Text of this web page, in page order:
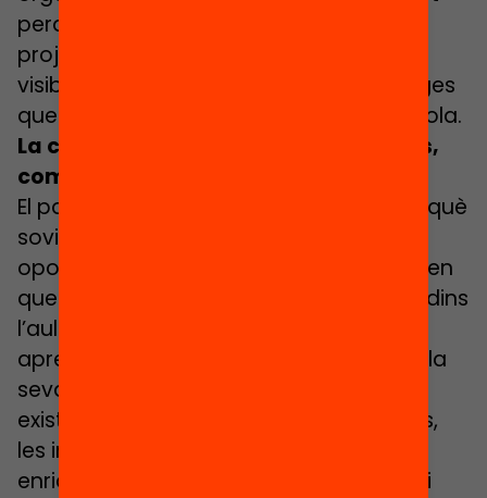
perquè els permet compartir els seus
projectes amb molta altra gent, fer-se
visibles i, a més, valorar els aprenentatges
que generen en els infants fora de l’escola.
La comunitat, els infants i les famílies,
com se’n beneficien?
El passaport beneficia la comunitat perquè
sovint la gent no s’adona de les
oportunitats que existeixen arreu i pensen
que l’aprenentatge només es produeix dins
l’aula. Però les criatures poden sortir i
aprendre dels actius propis que hi ha a la
seva comunitat: els llocs, els espais que
existeixen en una zona, els professionals,
les iniciatives de l’entorn, etc. Així
enriqueixen l’aprenentatge dels infants i